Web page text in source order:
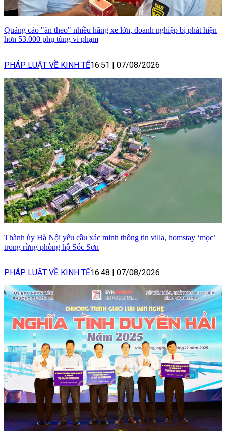
Quảng cáo "ăn theo" nhiều hãng xe lớn, doanh nghiệp bị phát hiện
hơn 53.000 phụ tùng vi phạm
PHÁP LUẬT VỀ KINH TẾ16:51 | 07/08/2026
Thành ủy Hà Nội yêu cầu xác minh thông tin villa, homstay ‘mọc’
trong rừng phòng hộ Sóc Sơn
PHÁP LUẬT VỀ KINH TẾ16:48 | 07/08/2026